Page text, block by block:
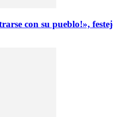
con su pueblo!»,